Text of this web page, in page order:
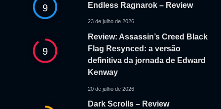
9
Endless Ragnarok – Review
23 de julho de 2026
9
Review: Assassin’s Creed Black
Flag Resynced: a versão
definitiva da jornada de Edward
Kenway
20 de julho de 2026
Dark Scrolls – Review